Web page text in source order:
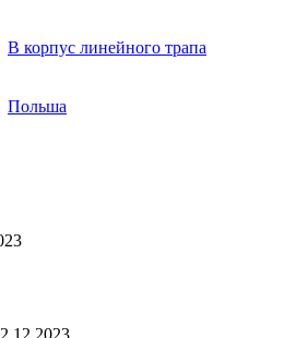
В корпус линейного трапа
Польша